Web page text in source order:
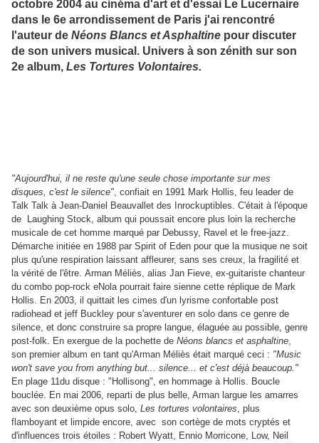
octobre 2004 au cinéma d'art et d'essai Le Lucernaire
dans le 6e arrondissement de Paris j'ai rencontré
l'auteur de Néons Blancs et Asphaltine pour discuter
de son univers musical. Univers à son zénith sur son
2e album, Les Tortures Volontaires.
"Aujourd'hui, il ne reste qu'une seule chose importante sur mes
disques, c'est le silence", confiait en 1991 Mark Hollis, feu leader de
Talk Talk à Jean-Daniel Beauvallet des Inrockuptibles. C'était à l'époque
de Laughing Stock, album qui poussait encore plus loin la recherche
musicale de cet homme marqué par Debussy, Ravel et le free-jazz.
Démarche initiée en 1988 par Spirit of Eden pour que la musique ne soit
plus qu'une respiration laissant affleurer, sans ses creux, la fragilité et
la vérité de l'être. Arman Méliès, alias Jan Fieve, ex-guitariste chanteur
du combo pop-rock eNola pourrait faire sienne cette réplique de Mark
Hollis. En 2003, il quittait les cimes d'un lyrisme confortable post
radiohead et jeff Buckley pour s'aventurer en solo dans ce genre de
silence, et donc construire sa propre langue, élaguée au possible, genre
post-folk. En exergue de la pochette de Néons blancs et asphaltine,
son premier album en tant qu'Arman Méliès était marqué ceci : "Music
won't save you from anything but... silence... et c'est déjà beaucoup."
En plage 11du disque : "Hollisong", en hommage à Hollis. Boucle
bouclée. En mai 2006, reparti de plus belle, Arman largue les amarres
avec son deuxième opus solo, Les tortures volontaires, plus
flamboyant et limpide encore, avec son cortège de mots cryptés et
d'influences trois étoiles : Robert Wyatt, Ennio Morricone, Low, Neil